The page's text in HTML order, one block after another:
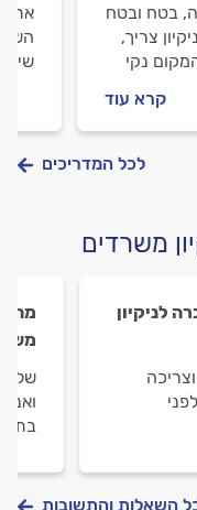
בטח ובטח
צריך,
נקי
קרא עוד
אתם
לכל המדריכים
משרדים
לניקיון
מהי
השאלות והתשובות